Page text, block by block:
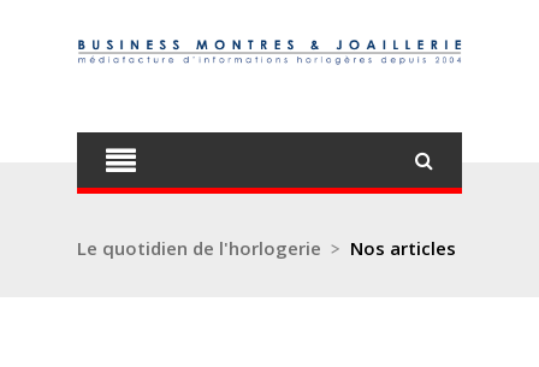
Le quotidien de l'horlogerie > Nos articles